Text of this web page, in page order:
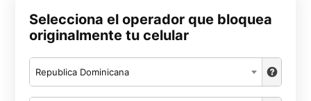
Selecciona el operador que bloquea
originalmente tu celular
Republica Dominicana